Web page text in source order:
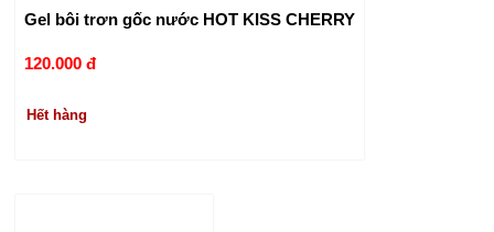
Gel bôi trơn gốc nước HOT KISS CHERRY
120.000 đ
Hết hàng